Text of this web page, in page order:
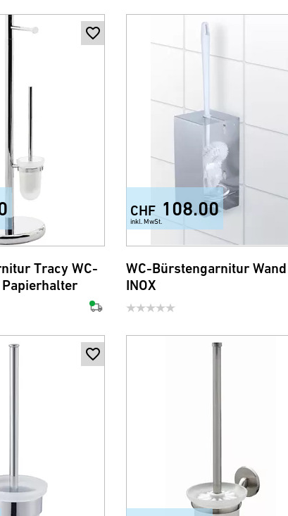
Tracy WC-
CHF 108.00
inkl. MwSt.
WC-Bürstengarnitur Wand
INOX